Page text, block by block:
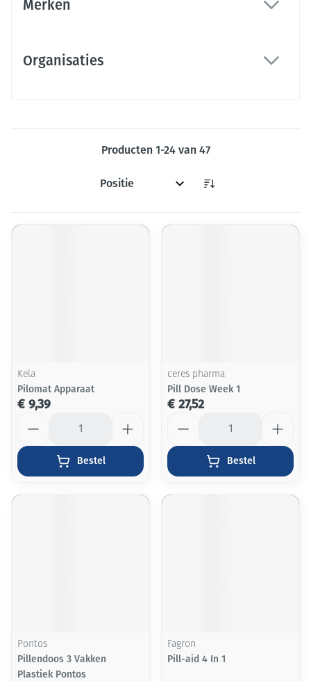
Merken
Organisaties
Producten 1-24van 47
Sorteer op:
Kela
Pilomat Apparaat
€ 9,39
Bestel
ceres pharma
Pill Dose Week 1
€ 27,52
Bestel
Pontos
Pillendoos 3 Vakken
Plastiek Pontos
Fagron
Pill-aid 4 In 1